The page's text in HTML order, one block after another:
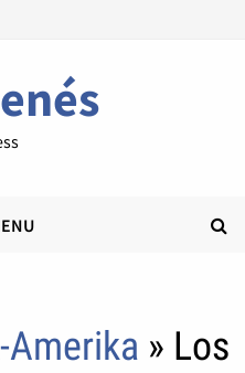
Amerika » Los